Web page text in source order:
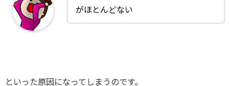
がほとんどない
といった原因になってしまうのです。